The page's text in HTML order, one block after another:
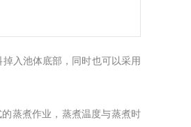
入池体底部，同时也可以采用
蒸煮作业，蒸煮温度与蒸煮时